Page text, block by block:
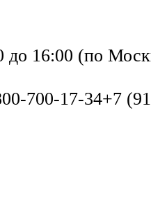
до 16:00 (по
700-17-34+7